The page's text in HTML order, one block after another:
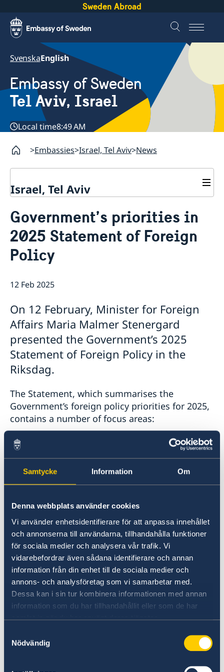
Samtycke Information Om
Denna webbplats använder cookies
Vi använder enhetsidentifierare för att anpassa innehållet
och annonserna till användarna, tillhandahålla funktioner
för sociala medier och analysera vår trafik. Vi
vidarebefordrar även sådana identifierare och annan
information från din enhet till de sociala medier och
annons- och analysföretag som vi samarbetar med.
Dessa kan i sin tur kombinera informationen med annan
information som du har tillhandahållit eller som de har
samlat in när du har använt deras tjänster.
Nödvändig
Sweden Abroad
SvenskaEnglish
Embassy of Sweden
Tel Aviv, Israel
Local time8:49 AM
Embassies Israel, Tel Aviv News
Israel, Tel Aviv
About the Embassy
Open positions
GDPR
News
Government’s priorities in
2025 Statement of Foreign
Policy
12 Feb 2025
On 12 February, Minister for Foreign
Affairs Maria Malmer Stenergard
presented the Government’s 2025
Statement of Foreign Policy in the
Riksdag.
The Statement, which summarises the
Government’s foreign policy priorities for 2025,
contains a number of focus areas:
security cooperation
gender equality and women’s
empowerment
“This year’s Statement of Foreign Policy is being
presented in a difficult security era. We –
Sweden, the EU and NATO – are in the midst of
a long-term confrontation with Russia. Russia
will continue to pose a serious threat to the
security of Europe, regardless of the outcome
of the war in Ukraine. Our task is inescapable:
we will constrain Russia’s capability to do us
harm, particularly through our support to
Ukraine,” says Ms Stenergard.
Read the full Statement on government.se